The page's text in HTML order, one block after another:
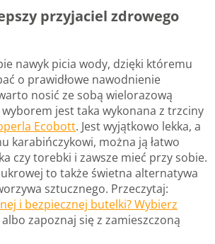
przyjaciel zdrowego
nawyk picia wody, dzięki któremu
o prawidłowe nawodnienie
nosić ze sobą wielorazową
jest taka wykonana z trzciny
Ecobott. Jest wyjątkowo lekka, a
karabińczykowi, można ją łatwo
czy torebki i zawsze mieć przy sobie.
to także świetna alternatywa
sztucznego. Przeczytaj:
i bezpiecznej butelki? Wybierz
albo zapoznaj się z zamieszczoną